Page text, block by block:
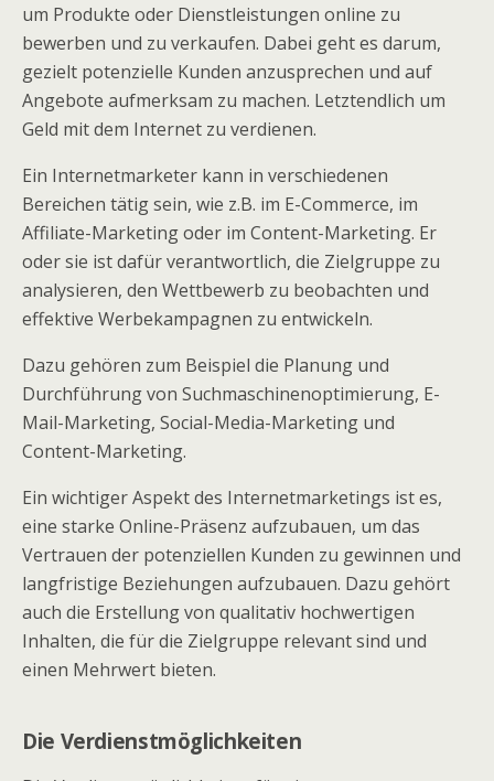
um Produkte oder Dienstleistungen online zu
bewerben und zu verkaufen. Dabei geht es darum,
gezielt potenzielle Kunden anzusprechen und auf
Angebote aufmerksam zu machen. Letztendlich um
Geld mit dem Internet zu verdienen.
Ein Internetmarketer kann in verschiedenen
Bereichen tätig sein, wie z.B. im E-Commerce, im
Affiliate-Marketing oder im Content-Marketing. Er
oder sie ist dafür verantwortlich, die Zielgruppe zu
analysieren, den Wettbewerb zu beobachten und
effektive Werbekampagnen zu entwickeln.
Dazu gehören zum Beispiel die Planung und
Durchführung von Suchmaschinenoptimierung, E-
Mail-Marketing, Social-Media-Marketing und
Content-Marketing.
Ein wichtiger Aspekt des Internetmarketings ist es,
eine starke Online-Präsenz aufzubauen, um das
Vertrauen der potenziellen Kunden zu gewinnen und
langfristige Beziehungen aufzubauen. Dazu gehört
auch die Erstellung von qualitativ hochwertigen
Inhalten, die für die Zielgruppe relevant sind und
einen Mehrwert bieten.
Die Verdienstmöglichkeiten